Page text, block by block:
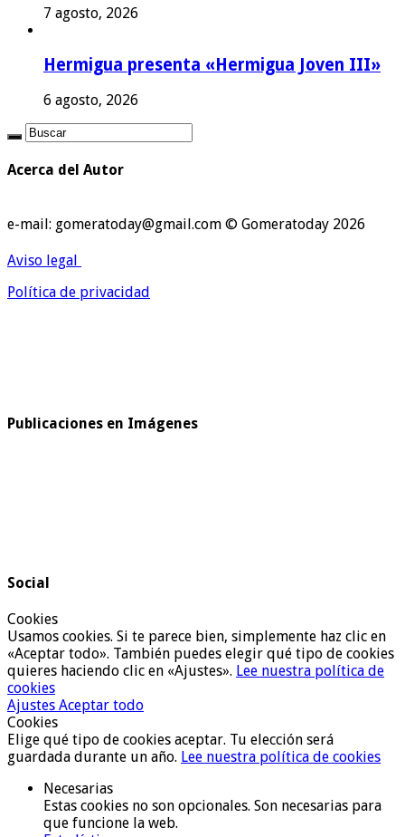
7 agosto, 2026
Hermigua presenta «Hermigua Joven III»
6 agosto, 2026
Acerca del Autor
e-mail: gomeratoday@gmail.com © Gomeratoday 2026
Aviso legal
Política de privacidad
Publicaciones en Imágenes
Social
Cookies
Usamos cookies. Si te parece bien, simplemente haz clic en
«Aceptar todo». También puedes elegir qué tipo de cookies
quieres haciendo clic en «Ajustes». Lee nuestra política de
cookies
Ajustes Aceptar todo
Cookies
Elige qué tipo de cookies aceptar. Tu elección será
guardada durante un año. Lee nuestra política de cookies
Necesarias
Estas cookies no son opcionales. Son necesarias para
que funcione la web.